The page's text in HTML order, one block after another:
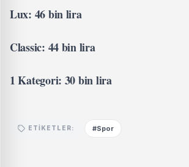
Lux: 46 bin lira
Classic: 44 bin lira
1 Kategori: 30 bin lira
ETIKETLER: #Spor